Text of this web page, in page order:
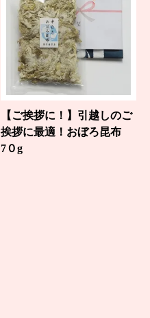
【ご挨拶に！】引越しのご
挨拶に最適！おぼろ昆布
7０g